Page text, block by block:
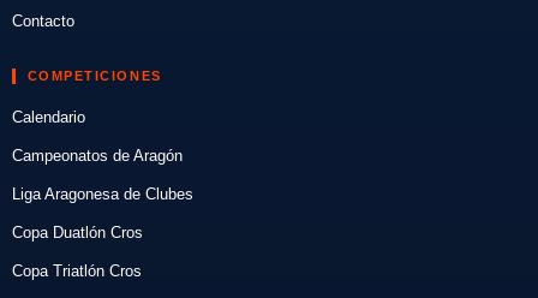
Contacto
COMPETICIONES
Calendario
Campeonatos de Aragón
Liga Aragonesa de Clubes
Copa Duatlón Cros
Copa Triatlón Cros